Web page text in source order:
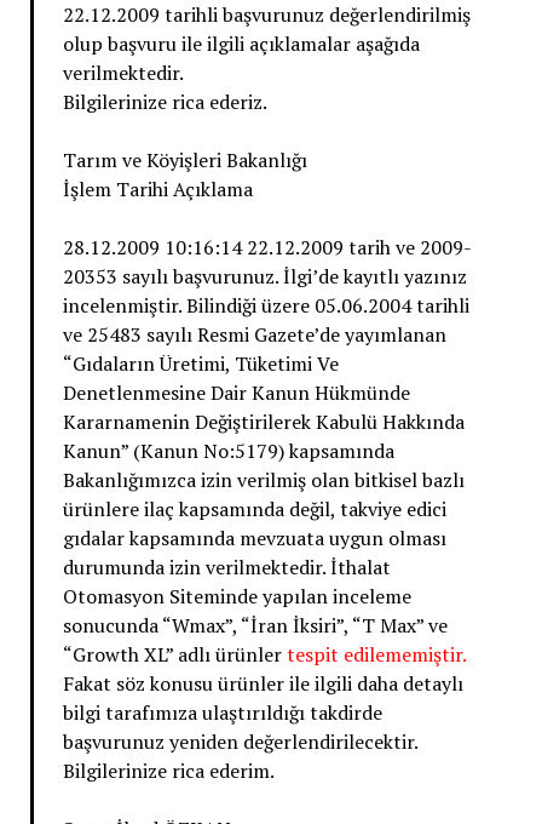
22.12.2009 tarihli başvurunuz değerlendirilmiş
olup başvuru ile ilgili açıklamalar aşağıda
verilmektedir.
Bilgilerinize rica ederiz.
Tarım ve Köyişleri Bakanlığı
İşlem Tarihi Açıklama
28.12.2009 10:16:14 22.12.2009 tarih ve 2009-
20353 sayılı başvurunuz. İlgi’de kayıtlı yazınız
incelenmiştir. Bilindiği üzere 05.06.2004 tarihli
ve 25483 sayılı Resmi Gazete’de yayımlanan
“Gıdaların Üretimi, Tüketimi Ve
Denetlenmesine Dair Kanun Hükmünde
Kararnamenin Değiştirilerek Kabulü Hakkında
Kanun” (Kanun No:5179) kapsamında
Bakanlığımızca izin verilmiş olan bitkisel bazlı
ürünlere ilaç kapsamında değil, takviye edici
gıdalar kapsamında mevzuata uygun olması
durumunda izin verilmektedir. İthalat
Otomasyon Siteminde yapılan inceleme
sonucunda “Wmax”, “İran İksiri”, “T Max” ve
“Growth XL” adlı ürünlertespit edilememiştir.
Fakat söz konusu ürünler ile ilgili daha detaylı
bilgi tarafımıza ulaştırıldığı takdirde
başvurunuz yeniden değerlendirilecektir.
Bilgilerinize rica ederim.